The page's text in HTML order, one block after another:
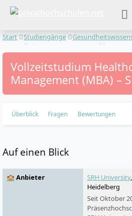
Start Studiengänge
Gesundheitsmanagement
Healthcare
Vollzeitstudium
Management (MBA) –
Überblick Fragen Bewertungen
Auf einen Blick
🏫 Anbieter SRH University
Heidelberg
Seit Oktober